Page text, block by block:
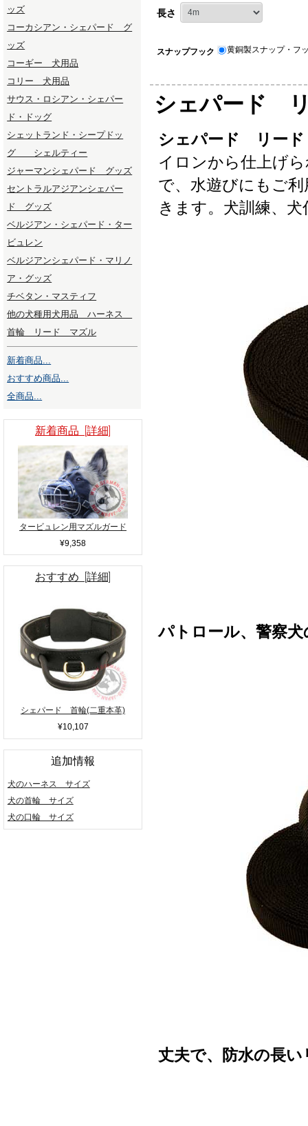
ッズ
コーカシアン・シェパード グ
ッズ
コーギー 犬用品
コリー 犬用品
サウス・ロシアン・シェパー
ド・ドッグ
シェットランド・シープドッ
グ シェルティー
ジャーマンシェパード グッズ
セントラルアジアンシェパー
ド グッズ
ベルジアン・シェパード・ター
ビュレン
ベルジアンシェパード・マリノ
ア・グッズ
チベタン・マスティフ
他の犬種用犬用品 ハーネス
首輪 リード マズル
新着商品...
おすすめ商品...
全商品...
新着商品 [詳細]
タービュレン用マズルガード
¥9,358
おすすめ [詳細]
シェパード 首輪(二重本革)
¥10,107
追加情報
犬のハーネス サイズ
犬の首輪 サイズ
犬の口輪 サイズ
長さ
スナップフック 黄銅製スナップ・フ
シェパード
シェパード リード
イロンから仕上げ
で、水遊びにもご
きます。犬訓練、
パトロール、警察
丈夫で、防水の長い